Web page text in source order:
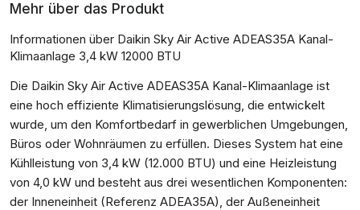
Mehr über das Produkt
Informationen über Daikin Sky Air Active ADEAS35A Kanal-
Klimaanlage 3,4 kW 12000 BTU
Die Daikin Sky Air Active ADEAS35A Kanal-Klimaanlage ist
eine hoch effiziente Klimatisierungslösung, die entwickelt
wurde, um den Komfortbedarf in gewerblichen Umgebungen,
Büros oder Wohnräumen zu erfüllen. Dieses System hat eine
Kühlleistung von 3,4 kW (12.000 BTU) und eine Heizleistung
von 4,0 kW und besteht aus drei wesentlichen Komponenten:
der Inneneinheit (Referenz ADEA35A), der Außeneinheit